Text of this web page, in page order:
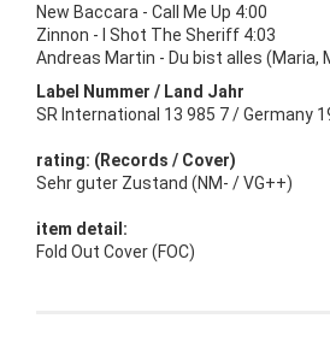
New Baccara - Call Me Up 4:00
Zinnon - I Shot The Sheriff 4:03
Andreas Martin - Du bist alles (Maria,
Label Nummer / Land Jahr
SR International 13 985 7 / Germany
rating: (Records / Cover)
Sehr guter Zustand (NM- / VG++)
item detail:
Fold Out Cover (FOC)